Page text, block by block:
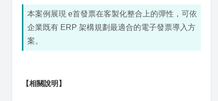
本案例展現 e首發票在客製化整合上的彈性，可依
企業既有 ERP 架構規劃最適合的電子發票導入方
案。
【相關說明】